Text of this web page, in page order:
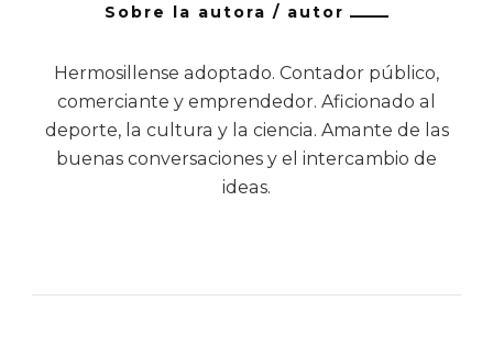
Sobre la autora / autor
Hermosillense adoptado. Contador público,
comerciante y emprendedor. Aficionado al
deporte, la cultura y la ciencia. Amante de las
buenas conversaciones y el intercambio de
ideas.